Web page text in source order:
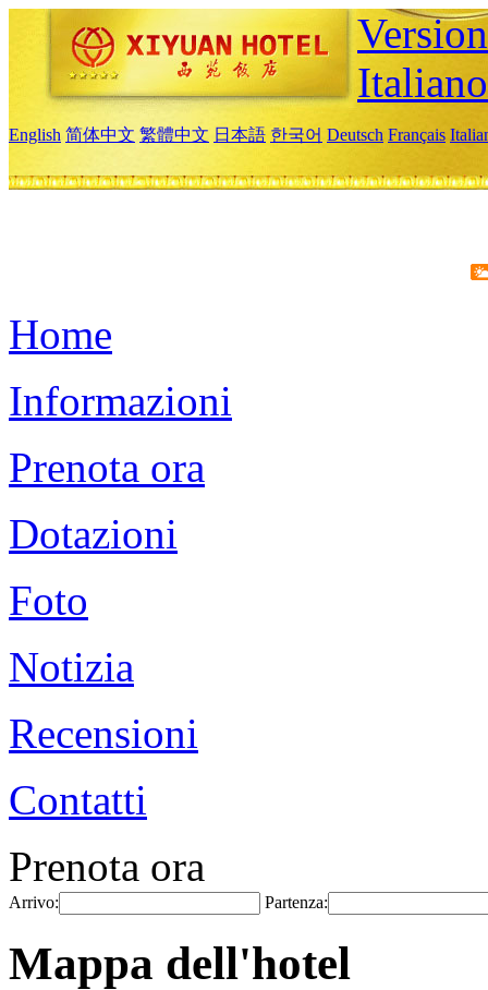
Italiano
English 简体中文 繁體中文 日本語 한국어 Deutsch Français
Home
Informazioni
Prenota ora
Dotazioni
Foto
Notizia
Recensioni
Contatti
Prenota ora
Arrivo: Partenza:
Mappa dell'hotel